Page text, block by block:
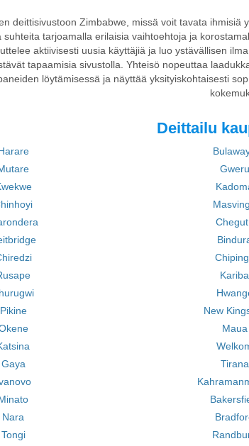
deittisivustoon Zimbabwe, missä voit tavata
suhteita tarjoamalla erilaisia vaihtoehtoja ja
aktiivisesti uusia käyttäjiä ja luo ystävällisen
tapaamisia sivustolla. Yhteisö nopeuttaa
löytämisessä ja näyttää yksityiskohtaisesti
Deittailu
Gweru
Kariba
Pikine
New
Maua
Gaya
Tirana
Nara
Tongi